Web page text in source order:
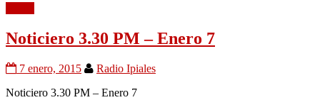
Noticiero 3.30 PM – Enero 7
7 enero, 2015
Radio Ipiales
Noticiero 3.30 PM – Enero 7